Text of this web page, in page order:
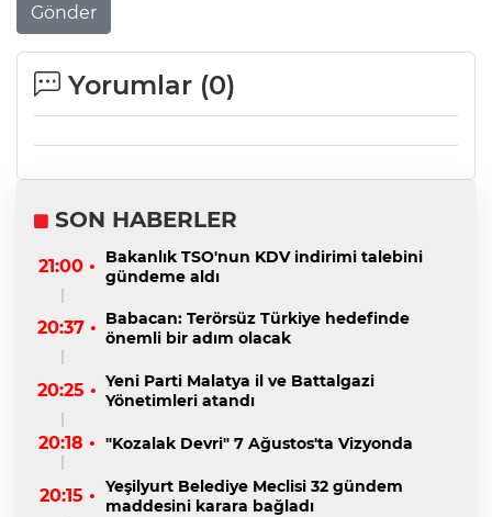
Gönder
Yorumlar (0)
SON HABERLER
21:00 •
Bakanlık TSO'nun KDV indirimi talebini
gündeme aldı
20:37 • Babacan: Terörsüz Türkiye hedefinde
önemli bir adım olacak
20:25 • Yeni Parti Malatya il ve Battalgazi
Yönetimleri atandı
20:18 • "Kozalak Devri" 7 Ağustos'ta Vizyonda
20:15 • Yeşilyurt Belediye Meclisi 32 gündem
maddesini karara bağladı